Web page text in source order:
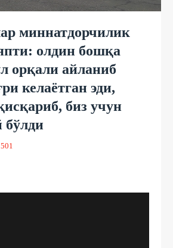
миннатдорчилик
олдин бошқа
орқали айланиб
келаётган эди,
биз учун
бўлди